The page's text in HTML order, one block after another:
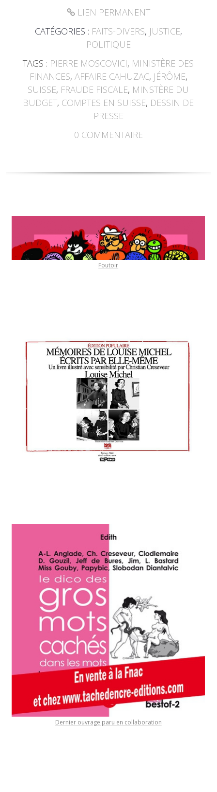
LIEN PERMANENT
CATÉGORIES : FAITS-DIVERS, JUSTICE,
POLITIQUE
TAGS : PIERRE MOSCOVICI, MINISTÈRE DES
FINANCES, AFFAIRE CAHUZAC, JÉRÔME,
SUISSE, FRAUDE FISCALE, MINSTÈRE DU
BUDGET, COMPTES EN SUISSE, DESSIN DE
PRESSE
0 COMMENTAIRE
Foutoir
Dernier ouvrage paru en collaboration